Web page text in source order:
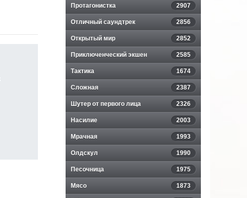
Протагонистка 2907
Отличный саундтрек 2856
Открытый мир 2852
Приключенческий экшен 2585
Тактика 1674
Сложная 2387
Шутер от первого лица 2326
Насилие 2003
Мрачная 1993
Олдскул 1990
Песочница 1975
Мясо 1873